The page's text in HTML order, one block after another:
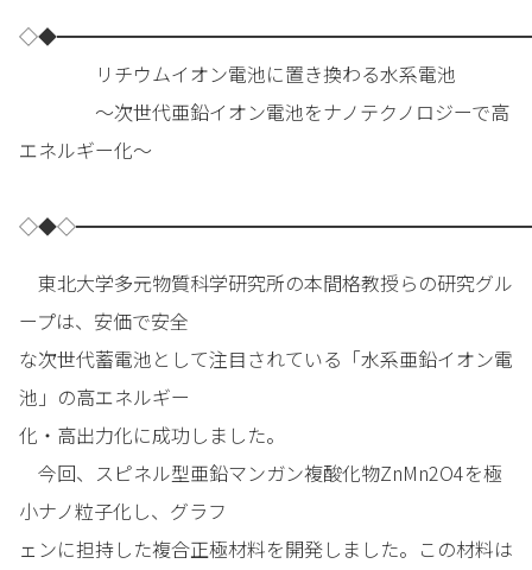
リチウムイオン電池に置き換わる水系電池
～次世代亜鉛イオン電池をナノテクノロジーで高
エネルギー化～
東北大学多元物質科学研究所の本間格教授らの研究グル
ープは、安価で安全
な次世代蓄電池として注目されている「水系亜鉛イオン電
池」の高エネルギー
化・高出力化に成功しました。
今回、スピネル型亜鉛マンガン複酸化物ZnMn2O4を極
小ナノ粒子化し、グラフ
ェンに担持した複合正極材料を開発しました。この材料は